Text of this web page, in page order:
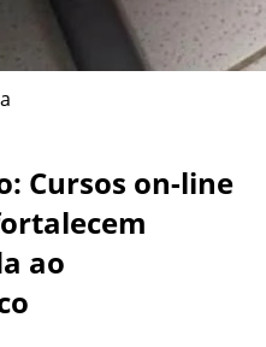
Cursos on-line
ao